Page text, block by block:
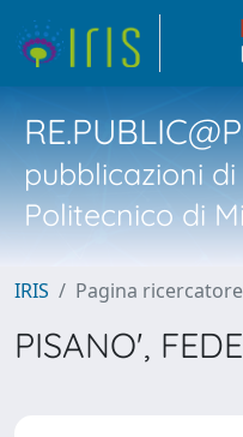
pubblicazioni
Politecnico di
IRIS Pagina ricercatore
PISANO',